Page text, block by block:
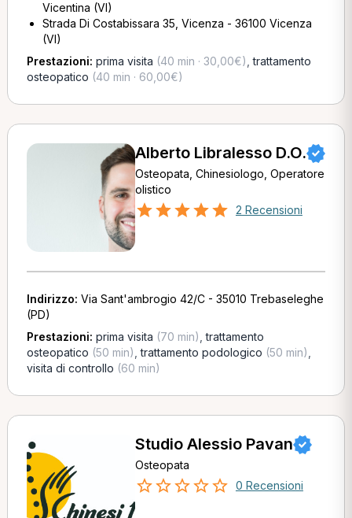
Vicentina (VI)
Strada Di Costabissara 35, Vicenza - 36100 Vicenza
(VI)
Prestazioni: prima visita (40 min · 30,00€) ,trattamento
osteopatico (40 min · 60,00€)
Alberto Libralesso D.O.
Osteopata, Chinesiologo, Operatore
olistico
2 Recensioni
Indirizzo: Via Sant'ambrogio 42/C - 35010 Trebaseleghe
(PD)
Prestazioni: prima visita (70 min) ,trattamento
osteopatico (50 min) ,trattamento podologico (50 min)
visita di controllo (60 min)
Studio Alessio Pavan
Osteopata
0 Recensioni